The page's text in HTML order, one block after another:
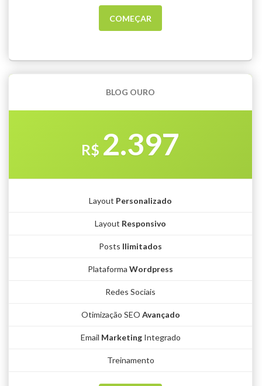
COMEÇAR
BLOG OURO
R$ 2.397
Layout Personalizado
Layout Responsivo
Posts Ilimitados
Plataforma Wordpress
Redes Sociais
Otimização SEO Avançado
Email MarketingIntegrado
Treinamento